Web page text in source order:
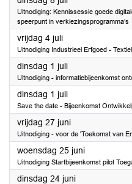
Uitnodiging: Kennissessie goede
speerpunt in verkiezingsprogramma’s
vrijdag 4 juli2025
Uitnodiging Industrieel Erfgoed - Textiel
dinsdag 1 juli2025
Uitnodiging - informatiebijeenkomst
dinsdag 1 juli2025
Save the date - Bijeenkomst
vrijdag 27 juni2025
Uitnodiging - voor de 'Toekomst van
woensdag 25 juni2025
Uitnodiging Startbijeenkomst pilot
dinsdag 24 juni2025